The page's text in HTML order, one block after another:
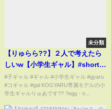
未分類
【りゅらら??】２人で考えたら
しいw【小学生ギャル】#shorts
#kogyaru #りゅらら
#子ギャル #ギャル #小学生ギャル #gyaru
#コギャル #gal KOGYARU専属モデルの小
学生ギャルりゅあです?? ?egg・n...